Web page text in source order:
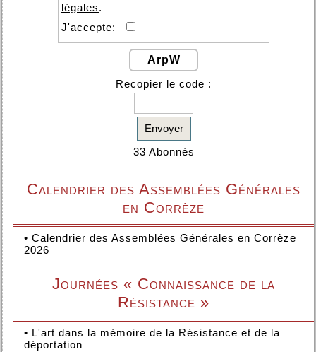
légales.
J'accepte:
ArpW
Recopier le code :
Envoyer
33 Abonnés
Calendrier des Assemblées Générales
en Corrèze
• Calendrier des Assemblées Générales en Corrèze
2026
Journées « Connaissance de la
Résistance »
• L'art dans la mémoire de la Résistance et de la
déportation